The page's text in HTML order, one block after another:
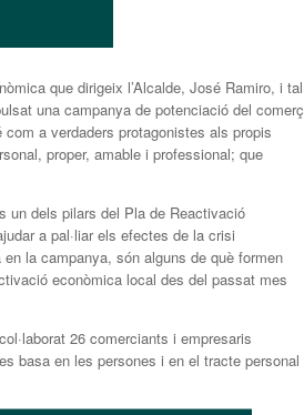
que dirigeix l’Alcalde, José Ramiro, i tal
una campanya de potenciació del comerç
a verdaders protagonistes als propis
proper, amable i professional; que
un dels pilars del Pla de Reactivació
a pal·liar els efectes de la crisi
la campanya, són alguns de què formen
econòmica local des del passat mes
26 comerciants i empresaris
basa en les persones i en el tracte personal